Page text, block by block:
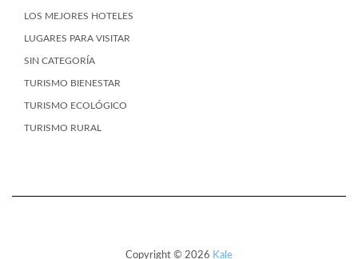
LOS MEJORES HOTELES
LUGARES PARA VISITAR
SIN CATEGORÍA
TURISMO BIENESTAR
TURISMO ECOLÓGICO
TURISMO RURAL
Copyright © 2026 Kale